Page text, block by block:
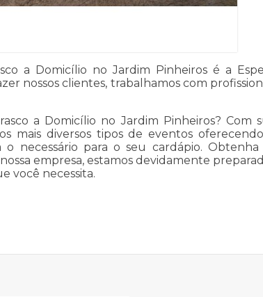
a Domicílio no Jardim Pinheiros é a
nossos clientes, trabalhamos com
a Domicílio no Jardim Pinheiros? Com
mais diversos tipos de eventos
necessário para o seu cardápio. Obtenha
empresa, estamos devidamente
você necessita.